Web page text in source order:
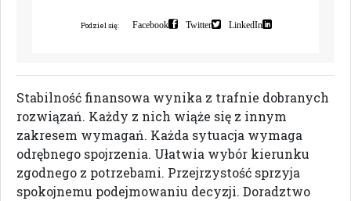
Podziel się: Facebook Twitter LinkedIn
Stabilność finansowa wynika z trafnie dobranych
rozwiązań. Każdy z nich wiąże się z innym
zakresem wymagań. Każda sytuacja wymaga
odrębnego spojrzenia. Ułatwia wybór kierunku
zgodnego z potrzebami. Przejrzystość sprzyja
spokojnemu podejmowaniu decyzji. Doradztwo